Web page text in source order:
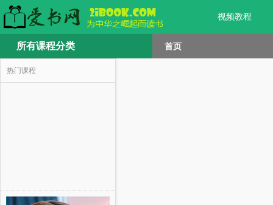
视频教程
所有课程分类 首页
热门课程